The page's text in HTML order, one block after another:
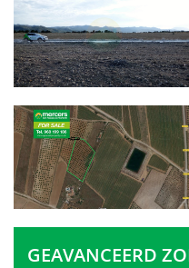
GEAVANCEERD